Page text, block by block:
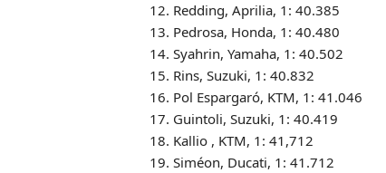
Redding, Aprilia, 1: 40.385
Pedrosa, Honda, 1: 40.480
Syahrin, Yamaha, 1: 40.502
Rins, Suzuki, 1: 40.832
Pol Espargaró, KTM, 1: 41.046
Guintoli, Suzuki, 1: 40.419
Kallio , KTM, 1: 41,712
Siméon, Ducati, 1: 41.712